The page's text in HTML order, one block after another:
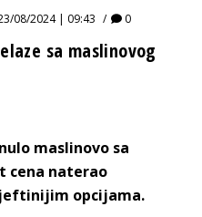
08/2024 | 09:43 0
sa maslinovog
maslinovo sa
cena naterao
opcijama.